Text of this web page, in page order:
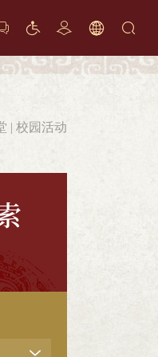
   
| 校园活动